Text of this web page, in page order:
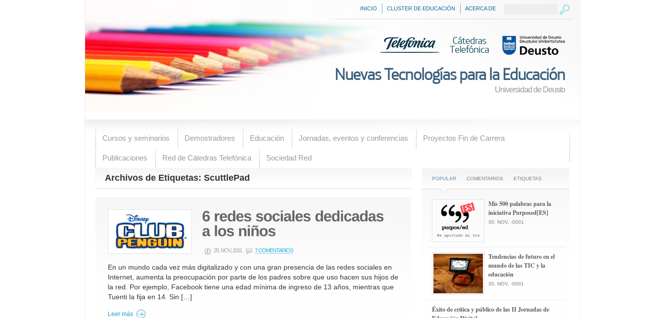
INICIO CLUSTER DE EDUCACIÓN ACERCA DE
Nuevas Tecnologías para la Educación
Universidad de Deusto
Cursos y seminarios Demostradores Educación Jornadas, eventos y conferencias Proyectos Fin de Carrera
Publicaciones Red de Cátedras Telefónica Sociedad Red
Archivos de Etiquetas: ScuttlePad
25. NOV, 2011 7 COMENTARIOS
En un mundo cada vez más digitalizado y con una gran presencia de las redes sociales en
Internet, aumenta la preocupación por parte de los padres sobre que uso hacen sus hijos de
la red. Por ejemplo, Facebook tiene una edad mínima de ingreso de 13 años, mientras que
Tuenti la fija en 14. Sin […]
Leer más
POPULAR COMENTARIOS ETIQUETAS
Mis 500 palabras para la
iniciativa Purposed[ES]
30. NOV, -0001
Tendencias de futuro en el
mundo de las TIC y la
educación
30. NOV, -0001
Éxito de crítica y público de las II Jornadas de